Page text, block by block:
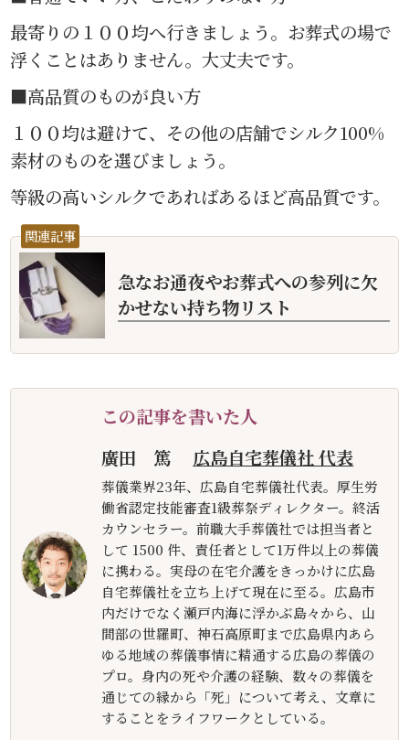
最寄りの１００均へ行きましょう。お葬式の場で
浮くことはありません。大丈夫です。
■高品質のものが良い方
１００均は避けて、その他の店舗でシルク100%
素材のものを選びましょう。
等級の高いシルクであればあるほど高品質です。
関連記事
急なお通夜やお葬式への参列に欠
かせない持ち物リスト
この記事を書いた人
廣田 篤 広島自宅葬儀社 代表
葬儀業界23年、広島自宅葬儀社代表。厚生労
働省認定技能審査1級葬祭ディレクター。終活
カウンセラー。前職大手葬儀社では担当者と
して 1500 件、責任者として1万件以上の葬儀
に携わる。実母の在宅介護をきっかけに広島
自宅葬儀社を立ち上げて現在に至る。広島市
内だけでなく瀬戸内海に浮かぶ島々から、山
間部の世羅町、神石高原町まで広島県内あら
ゆる地域の葬儀事情に精通する広島の葬儀の
プロ。身内の死や介護の経験、数々の葬儀を
通じての縁から「死」について考え、文章に
することをライフワークとしている。